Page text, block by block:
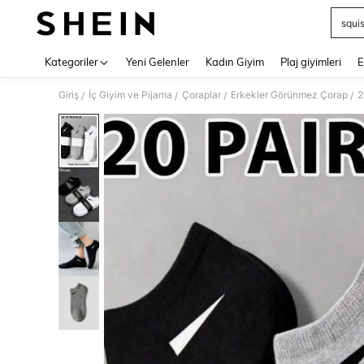
Kategoriler Yeni Gelenler Kadın Giyim Plaj giyimleri
Giriş / İç Giyim ve Pijama / Çoraplar / Erkekler Görünmez Çorap /